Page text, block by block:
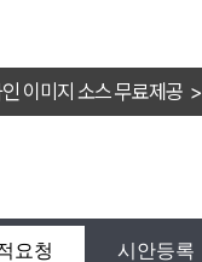
이미지 소스 무료제공 >
요청 시안등록